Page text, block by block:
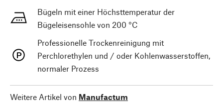
Bügeln mit einer Höchsttemperatur der
Bügeleisensohle von 200 °C
Professionelle Trockenreinigung mit
Perchlorethylen und / oder Kohlenwasserstoffen,
normaler Prozess
Weitere Artikel von Manufactum